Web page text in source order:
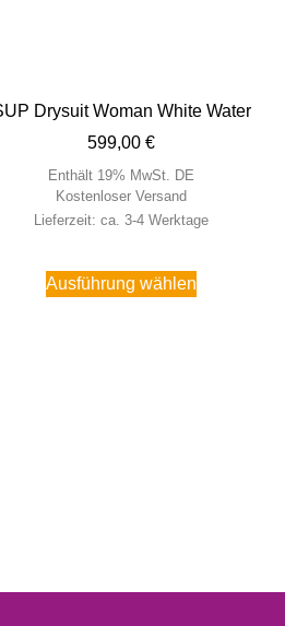
Drysuit Woman White Water
599,00 €
Enthält 19% MwSt. DE
Kostenloser Versand
Lieferzeit: ca. 3-4 Werktage
Ausführung wählen